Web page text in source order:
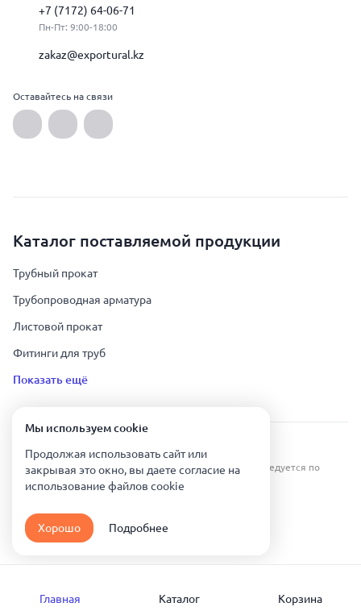
+7 (7172) 64-06-71
Пн-Пт: 9:00-18:00
zakaz@exportural.kz
Оставайтесь на связи
Каталог поставляемой продукции
Трубный прокат
Трубопроводная арматура
Листовой прокат
Фитинги для труб
Показать ещё
Урал Тех Экспорт — Казахстан © 2019-
Все права защищены. Копирование информации преследуется по
закону.
Карта сайта
Политика конфиденциальности
Мы используем сookie
Продолжая использовать сайт или
закрывая это окно, вы даете согласие на
использование файлов сookie
Хорошо Подробнее
Главная Каталог Корзина